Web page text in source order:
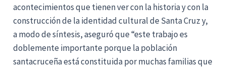
acontecimientos que tienen ver con la historia y con la
construcción de la identidad cultural de Santa Cruz y,
a modo de síntesis, aseguró que “este trabajo es
doblemente importante porque la población
santacruceña está constituida por muchas familias que